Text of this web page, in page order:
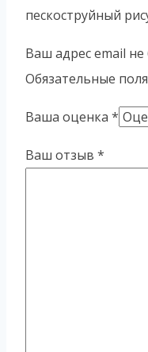
пескоструйный
Ваш адрес email не
Обязательные
Ваша оценка *
Ваш отзыв *